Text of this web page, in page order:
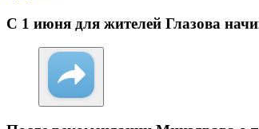
С 1 июня для жителей Глазова